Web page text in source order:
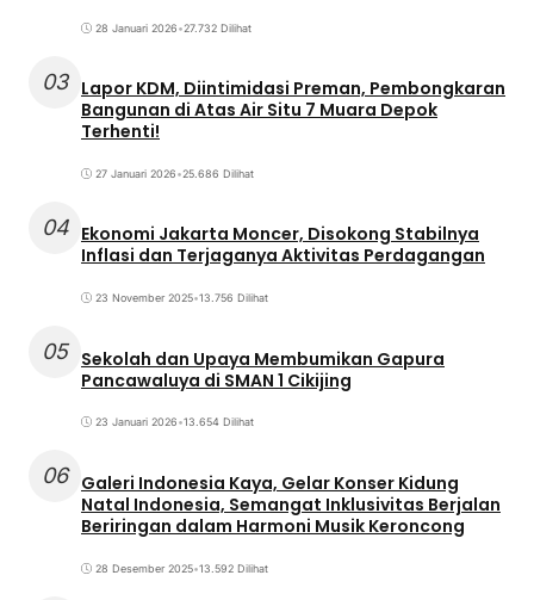
28 Januari 2026•27.732 Dilihat
03 Lapor KDM, Diintimidasi Preman, Pembongkaran
Bangunan di Atas Air Situ 7 Muara Depok
Terhenti!
27 Januari 2026•25.686 Dilihat
04 Ekonomi Jakarta Moncer, Disokong Stabilnya
Inflasi dan Terjaganya Aktivitas Perdagangan
23 November 2025•13.756 Dilihat
05 Sekolah dan Upaya Membumikan Gapura
Pancawaluya di SMAN 1 Cikijing
23 Januari 2026•13.654 Dilihat
06 Galeri Indonesia Kaya, Gelar Konser Kidung
Natal Indonesia, Semangat Inklusivitas Berjalan
Beriringan dalam Harmoni Musik Keroncong
28 Desember 2025•13.592 Dilihat